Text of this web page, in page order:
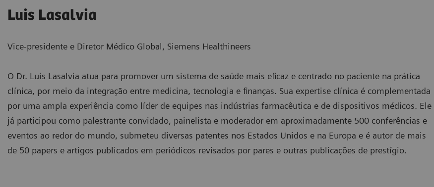
Luis Lasalvia
Vice-presidente e Diretor Médico Global, Siemens Healthineers
O Dr. Luis Lasalvia atua para promover um sistema de saúde mais eficaz e centrado no paciente na prática
clínica, por meio da integração entre medicina, tecnologia e finanças. Sua expertise clínica é complementada
por uma ampla experiência como líder de equipes nas indústrias farmacêutica e de dispositivos médicos. Ele
já participou como palestrante convidado, painelista e moderador em aproximadamente 500 conferências e
eventos ao redor do mundo, submeteu diversas patentes nos Estados Unidos e na Europa e é autor de mais
de 50 papers e artigos publicados em periódicos revisados por pares e outras publicações de prestígio.